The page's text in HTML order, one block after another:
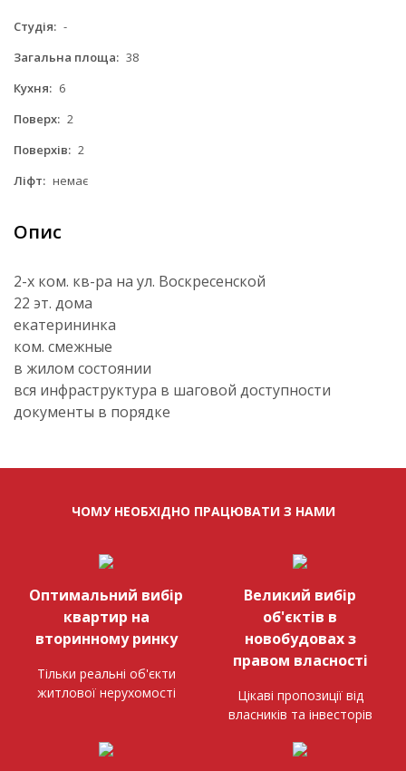
Студія: -
Загальна площа: 38
Кухня: 6
Поверх: 2
Поверхів: 2
Ліфт: немає
Опис
2-х ком. кв-ра на ул. Воскресенской
22 эт. дома
екатерининка
ком. смежные
в жилом состоянии
вся инфраструктура в шаговой доступности
документы в порядке
ЧОМУ НЕОБХІДНО ПРАЦЮВАТИ З НАМИ
Оптимальний вибір
квартир на
вторинному ринку
Тільки реальні об'єкти
житлової нерухомості
Великий вибір
об'єктів в
новобудовах з
правом власності
Цікаві пропозиції від
власників та інвесторів